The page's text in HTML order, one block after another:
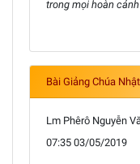
trong mọi hoàn
Bài Giảng Chúa
Lm Phêrô Nguyễn
07:35 03/05/2019